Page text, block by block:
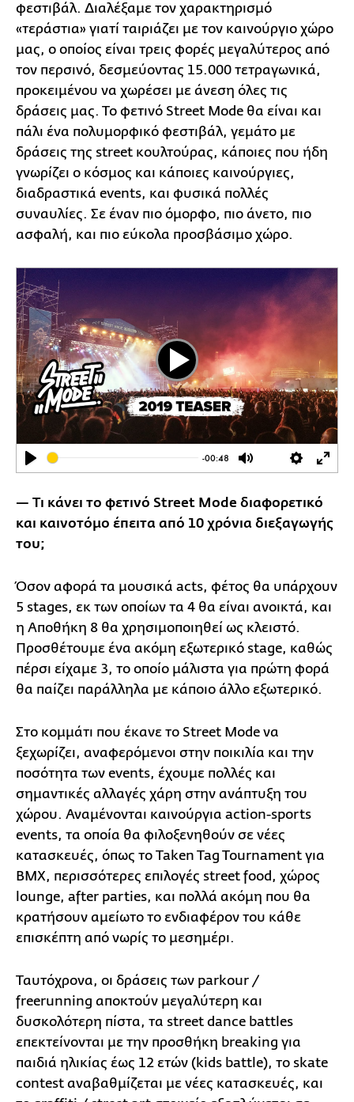
φεστιβάλ. Διαλέξαμε τον χαρακτηρισμό
«τεράστια» γιατί ταιριάζει με τον καινούργιο χώρο
μας, ο οποίος είναι τρεις φορές μεγαλύτερος από
τον περσινό, δεσμεύοντας 15.000 τετραγωνικά,
προκειμένου να χωρέσει με άνεση όλες τις
δράσεις μας. Το φετινό Street Mode θα είναι και
πάλι ένα πολυμορφικό φεστιβάλ, γεμάτο με
δράσεις της street κουλτούρας, κάποιες που ήδη
γνωρίζει ο κόσμος και κάποιες καινούργιες,
διαδραστικά events, και φυσικά πολλές
συναυλίες. Σε έναν πιο όμορφο, πιο άνετο, πιο
ασφαλή, και πιο εύκολα προσβάσιμο χώρο.
Play
-00:48
Mute Settings
Play
— Τι κάνει το φετινό Street Mode διαφορετικό
και καινοτόμο έπειτα από 10 χρόνια διεξαγωγής
του;
Όσον αφορά τα μουσικά acts, φέτος θα υπάρχουν
5 stages, εκ των οποίων τα 4 θα είναι ανοικτά, και
η Αποθήκη 8 θα χρησιμοποιηθεί ως κλειστό.
Προσθέτουμε ένα ακόμη εξωτερικό stage, καθώς
πέρσι είχαμε 3, το οποίο μάλιστα για πρώτη φορά
θα παίζει παράλληλα με κάποιο άλλο εξωτερικό.
Στο κομμάτι που έκανε το Street Mode να
ξεχωρίζει, αναφερόμενοι στην ποικιλία και την
ποσότητα των events, έχουμε πολλές και
σημαντικές αλλαγές χάρη στην ανάπτυξη του
χώρου. Αναμένονται καινούργια action-sports
events, τα οποία θα φιλοξενηθούν σε νέες
κατασκευές, όπως το Taken Tag Tournament για
BMX, περισσότερες επιλογές street food, χώρος
lounge, after parties, και πολλά ακόμη που θα
κρατήσουν αμείωτο το ενδιαφέρον του κάθε
επισκέπτη από νωρίς το μεσημέρι.
Ταυτόχρονα, οι δράσεις των parkour /
freerunning αποκτούν μεγαλύτερη και
δυσκολότερη πίστα, τα street dance battles
επεκτείνονται με την προσθήκη breaking για
παιδιά ηλικίας έως 12 ετών (kids battle), το skate
contest αναβαθμίζεται με νέες κατασκευές, και